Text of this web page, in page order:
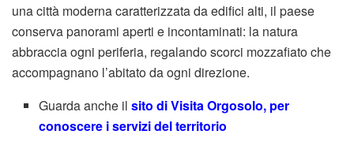
una città moderna caratterizzata da edifici alti, il paese
conserva panorami aperti e incontaminati: la natura
abbraccia ogni periferia, regalando scorci mozzafiato che
accompagnano l’abitato da ogni direzione.
Guarda anche ilsito di Visita Orgosolo, per
conoscere i servizi del territorio